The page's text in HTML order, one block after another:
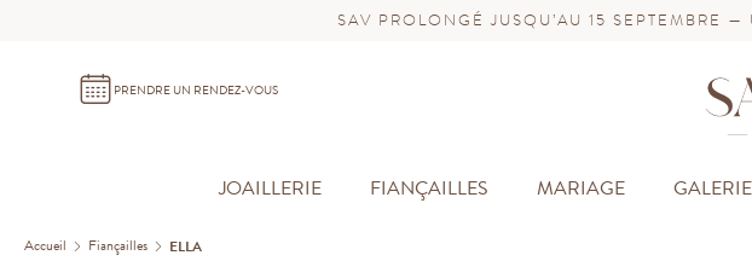
SAV PROLONGÉ JUSQU’AU 15 SEPTEMBRE
PRENDRE UN RENDEZ-VOUS
JOAILLERIE FIANÇAILLES MARIAGE
Accueil Fiançailles ELLA